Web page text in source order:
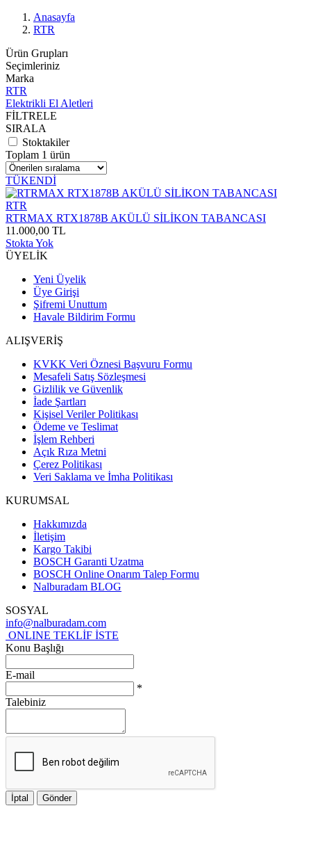
Anasayfa
RTR
Ürün Grupları
Seçimleriniz
Marka
RTR
Elektrikli El Aletleri
FİLTRELE
SIRALA
Stoktakiler
Toplam 1 ürün
TÜKENDİ
RTR
RTRMAX RTX1878B AKÜLÜ SİLİKON TABANCASI
11.000,00 TL
Stokta Yok
ÜYELİK
Yeni Üyelik
Üye Girişi
Şifremi Unuttum
Havale Bildirim Formu
ALIŞVERİŞ
KVKK Veri Öznesi Başvuru Formu
Mesafeli Satış Sözleşmesi
Gizlilik ve Güvenlik
İade Şartları
Kişisel Veriler Politikası
Ödeme ve Teslimat
İşlem Rehberi
Açık Rıza Metni
Çerez Politikası
Veri Saklama ve İmha Politikası
KURUMSAL
Hakkımızda
İletişim
Kargo Takibi
BOSCH Garanti Uzatma
BOSCH Online Onarım Talep Formu
Nalburadam BLOG
SOSYAL
info@nalburadam.com
ONLINE TEKLİF İSTE
Konu Başlığı
E-mail
*
Talebiniz
İptal Gönder